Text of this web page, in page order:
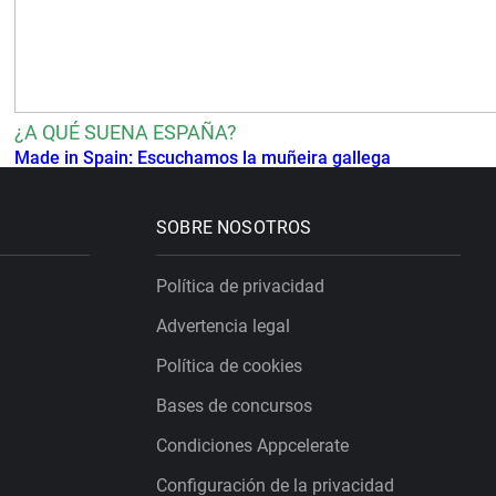
¿A QUÉ SUENA ESPAÑA?
Made in Spain: Escuchamos la muñeira gallega
SOBRE NOSOTROS
Política de privacidad
Advertencia legal
Política de cookies
Bases de concursos
Condiciones Appcelerate
Configuración de la privacidad